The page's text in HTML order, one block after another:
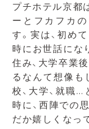
プチホテル京都
ーとフカフカ
す。実は、初め
時にお世話にな
住み、大学卒業
るなんて想像も
校、大学、就職
時に、西陣での
だか嬉しくなっ